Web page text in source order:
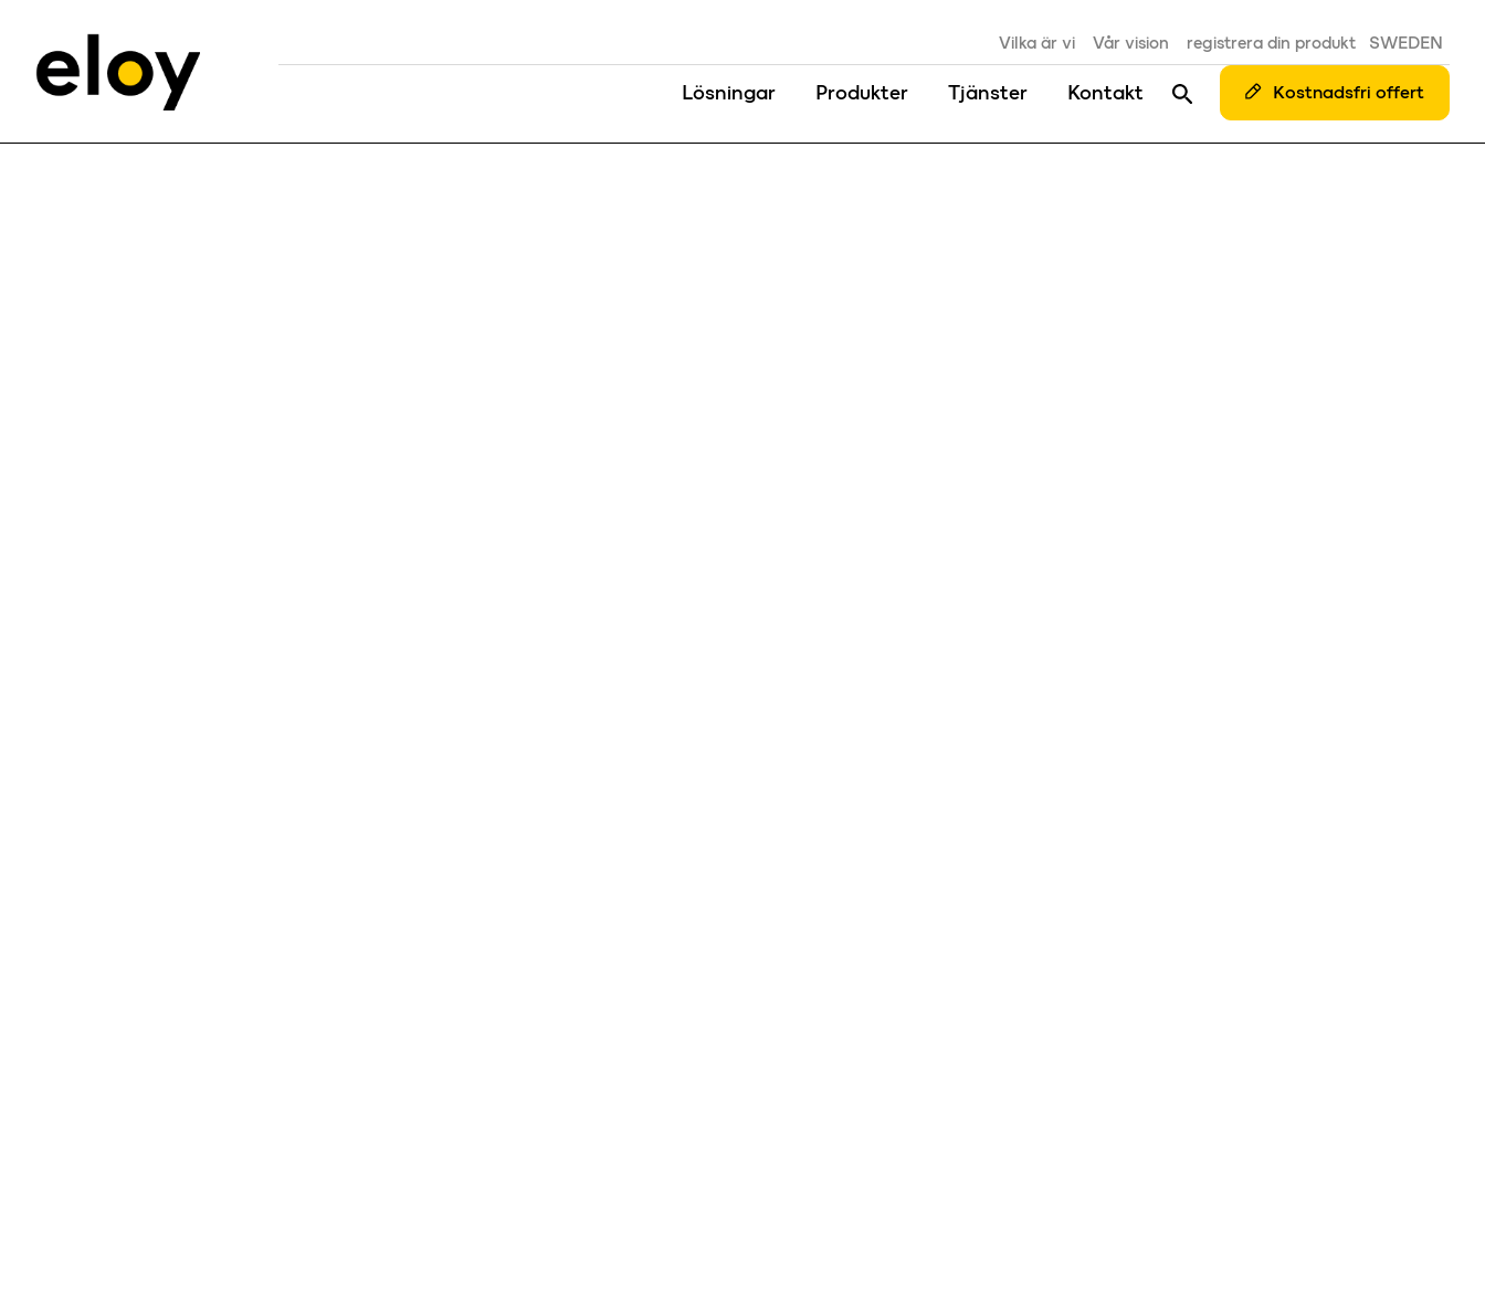
Vilka är vi Vår vision registrera din produkt SWEDEN
Lösningar Produkter Tjänster Kontakt Kostnadsfri offert